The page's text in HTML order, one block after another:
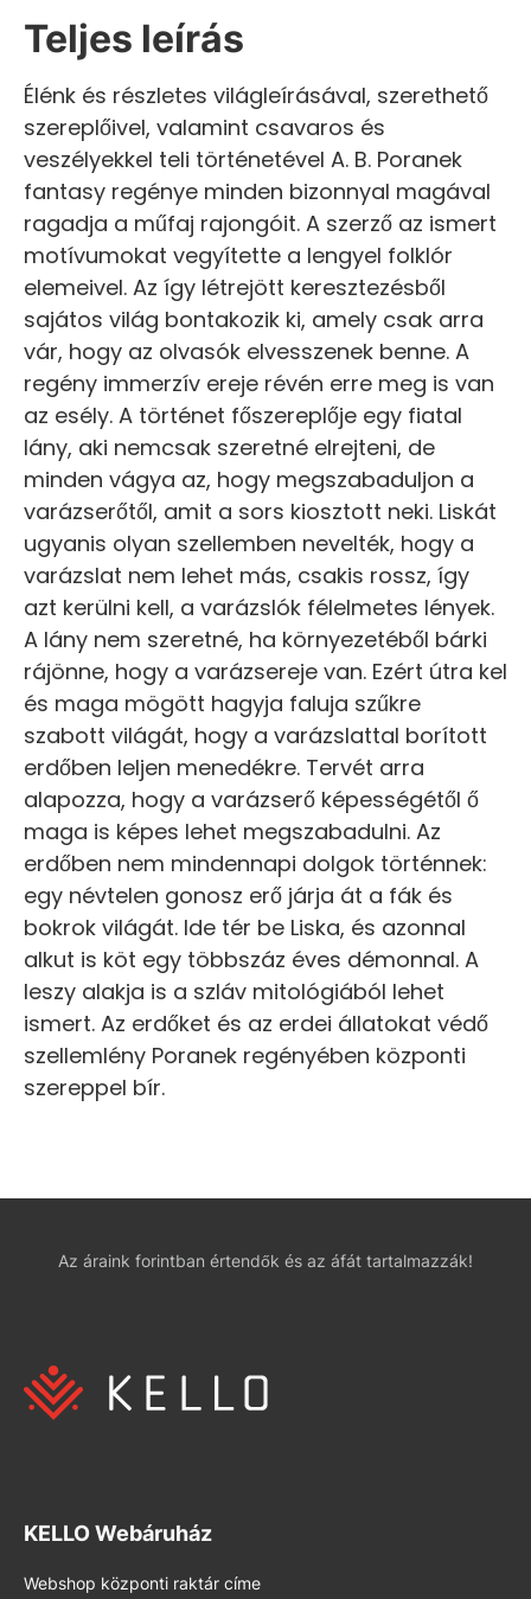
Teljes leírás
Élénk és részletes világleírásával, szerethető
szereplőivel, valamint csavaros és
veszélyekkel teli történetével A. B. Poranek
fantasy regénye minden bizonnyal magával
ragadja a műfaj rajongóit. A szerző az ismert
motívumokat vegyítette a lengyel folklór
elemeivel. Az így létrejött keresztezésből
sajátos világ bontakozik ki, amely csak arra
vár, hogy az olvasók elvesszenek benne. A
regény immerzív ereje révén erre meg is van
az esély. A történet főszereplője egy fiatal
lány, aki nemcsak szeretné elrejteni, de
minden vágya az, hogy megszabaduljon a
varázserőtől, amit a sors kiosztott neki. Liskát
ugyanis olyan szellemben nevelték, hogy a
varázslat nem lehet más, csakis rossz, így
azt kerülni kell, a varázslók félelmetes lények.
A lány nem szeretné, ha környezetéből bárki
rájönne, hogy a varázsereje van. Ezért útra kel
és maga mögött hagyja faluja szűkre
szabott világát, hogy a varázslattal borított
erdőben leljen menedékre. Tervét arra
alapozza, hogy a varázserő képességétől ő
maga is képes lehet megszabadulni. Az
erdőben nem mindennapi dolgok történnek:
egy névtelen gonosz erő járja át a fák és
bokrok világát. Ide tér be Liska, és azonnal
alkut is köt egy többszáz éves démonnal. A
leszy alakja is a szláv mitológiából lehet
ismert. Az erdőket és az erdei állatokat védő
szellemlény Poranek regényében központi
szereppel bír.
Az áraink forintban értendők és az áfát tartalmazzák!
KELLO Webáruház
Webshop központi raktár címe